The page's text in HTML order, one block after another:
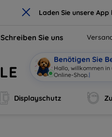
× Laden Sie unsere
Schreiben Sie uns
Benötigen Sie
Hallo, willkommen in
Online-Shop. |
Displayschutz